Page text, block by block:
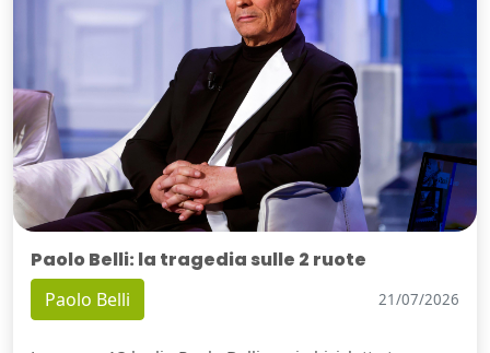
Paolo Belli: la tragedia sulle 2 ruote
Paolo Belli 21/07/2026